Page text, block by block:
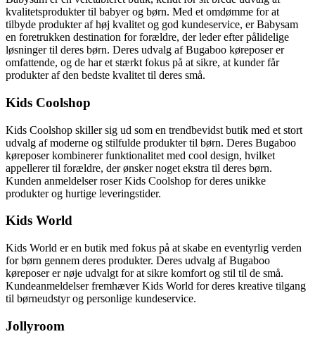
kvalitetsprodukter til babyer og børn. Med et omdømme for at
tilbyde produkter af høj kvalitet og god kundeservice, er Babysam
en foretrukken destination for forældre, der leder efter pålidelige
løsninger til deres børn. Deres udvalg af Bugaboo køreposer er
omfattende, og de har et stærkt fokus på at sikre, at kunder får
produkter af den bedste kvalitet til deres små.
Kids Coolshop
Kids Coolshop skiller sig ud som en trendbevidst butik med et stort
udvalg af moderne og stilfulde produkter til børn. Deres Bugaboo
køreposer kombinerer funktionalitet med cool design, hvilket
appellerer til forældre, der ønsker noget ekstra til deres børn.
Kunden anmeldelser roser Kids Coolshop for deres unikke
produkter og hurtige leveringstider.
Kids World
Kids World er en butik med fokus på at skabe en eventyrlig verden
for børn gennem deres produkter. Deres udvalg af Bugaboo
køreposer er nøje udvalgt for at sikre komfort og stil til de små.
Kundeanmeldelser fremhæver Kids World for deres kreative tilgang
til børneudstyr og personlige kundeservice.
Jollyroom